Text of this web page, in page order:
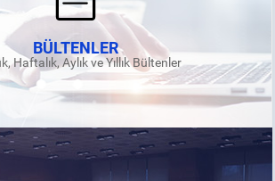
BÜLTENLER
Haftalık, Aylık ve Yıllık Bültenler